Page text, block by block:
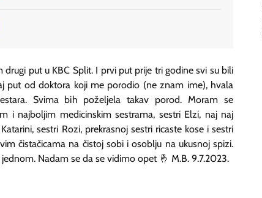
drugi put u KBC Split. I prvi put prije tri godine svi su bili
put od doktora koji me porodio (ne znam ime), hvala
Svima bih poželjela takav porod. Moram se
i najboljim medicinskim sestrama, sestri Elzi, naj naj
sestri Rozi, prekrasnoj sestri ricaste kose i sestri
čistačicama na čistoj sobi i osoblju na ukusnoj spizi.
Nadam se da se vidimo opet 🤞 M.B. 9.7.2023.